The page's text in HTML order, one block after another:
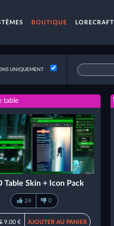
BOUTIQUE LORECRAFT
UNIQUEMENT
table
Table Skin + Icon Pack
24 0
9,00 € AJOUTER AU PANIER